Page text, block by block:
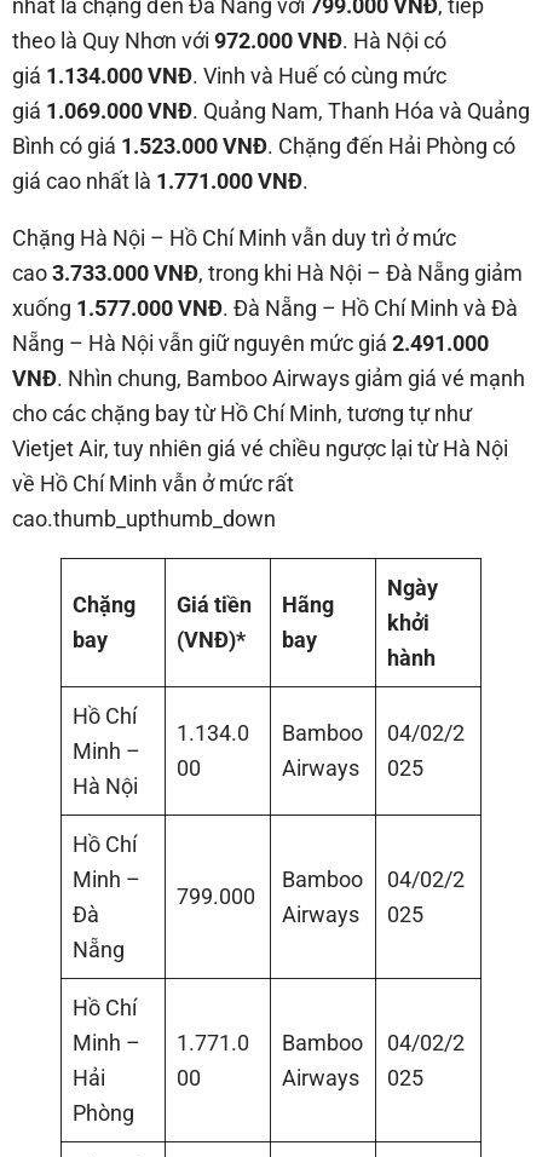
nhất là chặng đến Đà Nẵng với 799.000 VNĐ, tiếp
theo là Quy Nhơn với 972.000 VNĐ. Hà Nội có
giá 1.134.000 VNĐ. Vinh và Huế có cùng mức
giá 1.069.000 VNĐ. Quảng Nam, Thanh Hóa và Quảng
Bình có giá 1.523.000 VNĐ. Chặng đến Hải Phòng có
giá cao nhất là 1.771.000 VNĐ.
Chặng Hà Nội – Hồ Chí Minh vẫn duy trì ở mức
cao3.733.000 VNĐ, trong khi Hà Nội – Đà Nẵng giảm
xuống 1.577.000 VNĐ. Đà Nẵng – Hồ Chí Minh và Đà
Nẵng – Hà Nội vẫn giữ nguyên mức giá 2.491.000
VNĐ. Nhìn chung, Bamboo Airways giảm giá vé mạnh
cho các chặng bay từ Hồ Chí Minh, tương tự như
Vietjet Air, tuy nhiên giá vé chiều ngược lại từ Hà Nội
về Hồ Chí Minh vẫn ở mức rất
cao.thumb_upthumb_down
Chặng
bay
Giá tiền
(VNĐ)*
Hãng
bay
Ngày
khởi
hành
Hồ Chí
Minh –
Hà Nội
1.134.0
00
Bamboo
Airways
04/02/2
025
Hồ Chí
Minh –
Đà
Nẵng
799.000
Bamboo
Airways
04/02/2
025
Hồ Chí
Minh –
Hải
Phòng
1.771.0
00
Bamboo
Airways
04/02/2
025